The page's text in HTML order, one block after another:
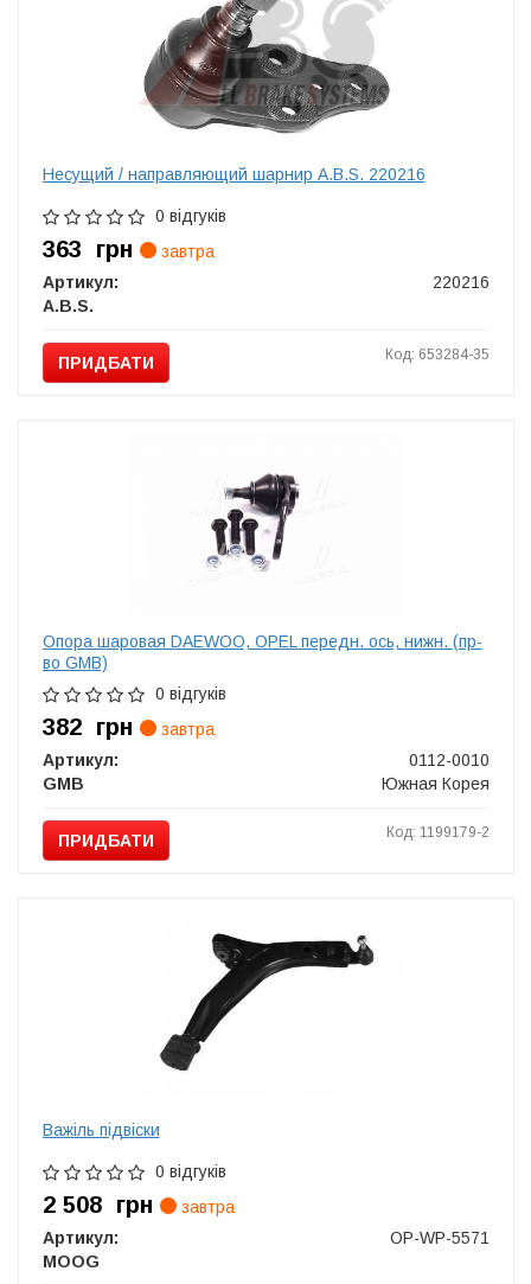
Несущий / направляющий шарнир A.B.S. 220216
0 відгуків
363 грн
завтра
Артикул:
220216
A.B.S.
ПРИДБАТИ Код: 653284-35
Опора шаровая DAEWOO, OPEL передн. ось, нижн. (пр-
во GMB)
0 відгуків
382 грн
завтра
Артикул:
0112-0010
GMB
Южная Корея
ПРИДБАТИ Код: 1199179-2
Важіль підвіски
0 відгуків
2 508 грн
завтра
Артикул:
OP-WP-5571
MOOG